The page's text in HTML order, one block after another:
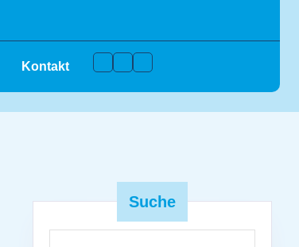
Kontakt Facebook
Instagram
Youtube
Suche